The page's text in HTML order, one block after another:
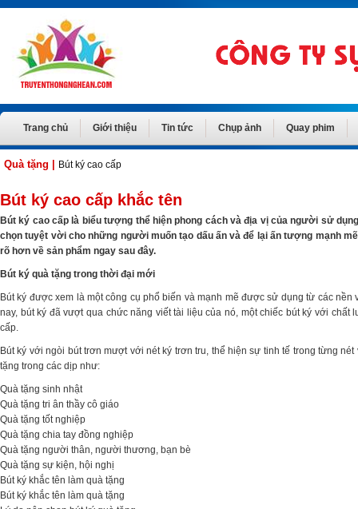
Trang chủ Giới thiệu Tin tức Chụp ảnh Quay phim
Quà tặng Bút ký cao cấp
Bút ký cao cấp khắc tên
Bút ký cao cấp là biểu tượng thể hiện phong cách và địa vị của người sử
chọn tuyệt vời cho những người muốn tạo dấu ấn và để lại ấn tượng mạnh
rõ hơn về sản phẩm ngay sau đây.
Bút ký quà tặng trong thời đại mới
Bút ký được xem là một công cụ phổ biến và mạnh mẽ được sử dụng từ các
nay, bút ký đã vượt qua chức năng viết tài liệu của nó, một chiếc bút ký với
cấp.
Bút ký với ngòi bút trơn mượt với nét ký trơn tru, thể hiện sự tinh tế trong từng
tặng trong các dịp như:
Quà tặng sinh nhật
Quà tặng tri ân thầy cô giáo
Quà tặng tốt nghiệp
Quà tặng chia tay đồng nghiệp
Quà tặng người thân, người thương, bạn bè
Quà tặng sự kiện, hội nghị
Bút ký khắc tên làm quà tặng
Bút ký khắc tên làm quà tặng